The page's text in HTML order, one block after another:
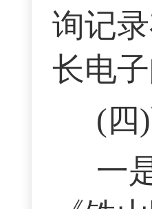
询记
长电
(四
一